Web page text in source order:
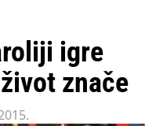
3,6 milijuna birača
prijelazima
pločicu - soft protein
igre
znače